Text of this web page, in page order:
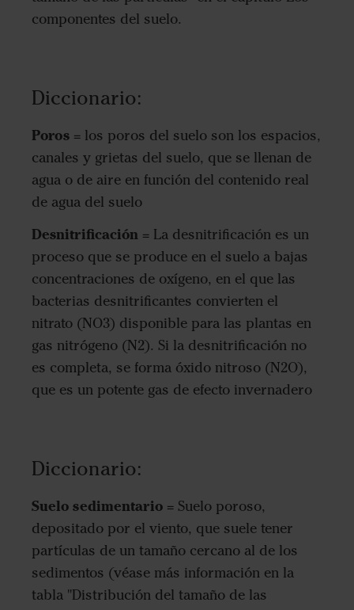
componentes del suelo.
Diccionario:
Poros = los poros del suelo son los espacios,
canales y grietas del suelo, que se llenan de
agua o de aire en función del contenido real
de agua del suelo
Desnitrificación = La desnitrificación es un
proceso que se produce en el suelo a bajas
concentraciones de oxígeno, en el que las
bacterias desnitrificantes convierten el
nitrato (NO3) disponible para las plantas en
gas nitrógeno (N2). Si la desnitrificación no
es completa, se forma óxido nitroso (N2O),
que es un potente gas de efecto invernadero
Diccionario:
Suelo sedimentario = Suelo poroso,
depositado por el viento, que suele tener
partículas de un tamaño cercano al de los
sedimentos (véase más información en la
tabla "Distribución del tamaño de las